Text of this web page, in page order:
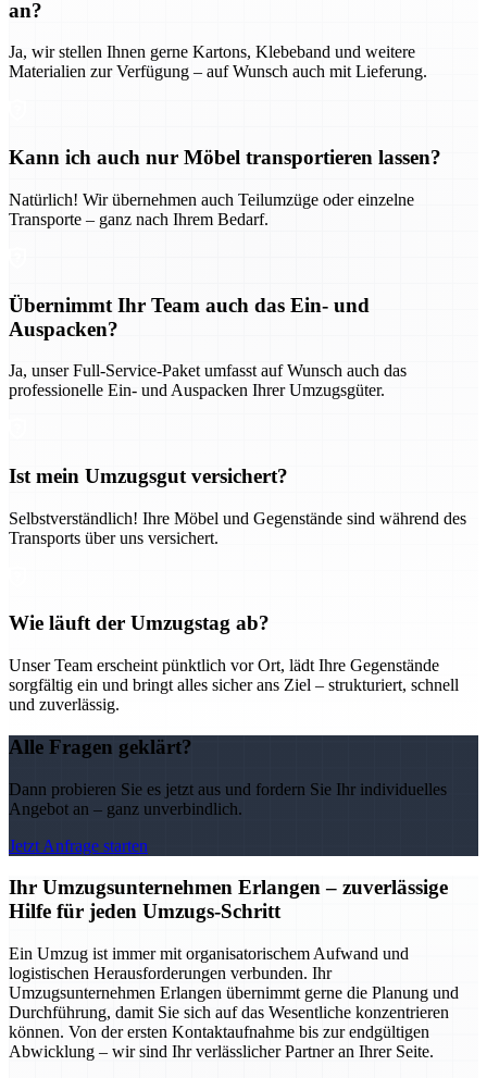
an?
Ja, wir stellen Ihnen gerne Kartons, Klebeband und weitere
Materialien zur Verfügung – auf Wunsch auch mit Lieferung.
Kann ich auch nur Möbel transportieren lassen?
Natürlich! Wir übernehmen auch Teilumzüge oder einzelne
Transporte – ganz nach Ihrem Bedarf.
Übernimmt Ihr Team auch das Ein- und
Auspacken?
Ja, unser Full-Service-Paket umfasst auf Wunsch auch das
professionelle Ein- und Auspacken Ihrer Umzugsgüter.
Ist mein Umzugsgut versichert?
Selbstverständlich! Ihre Möbel und Gegenstände sind während des
Transports über uns versichert.
Wie läuft der Umzugstag ab?
Unser Team erscheint pünktlich vor Ort, lädt Ihre Gegenstände
sorgfältig ein und bringt alles sicher ans Ziel – strukturiert, schnell
und zuverlässig.
Alle Fragen geklärt?
Dann probieren Sie es jetzt aus und fordern Sie Ihr individuelles
Angebot an – ganz unverbindlich.
Jetzt Anfrage starten
Ihr Umzugsunternehmen Erlangen – zuverlässige
Hilfe für jeden Umzugs-Schritt
Ein Umzug ist immer mit organisatorischem Aufwand und
logistischen Herausforderungen verbunden. Ihr
Umzugsunternehmen Erlangen übernimmt gerne die Planung und
Durchführung, damit Sie sich auf das Wesentliche konzentrieren
können. Von der ersten Kontaktaufnahme bis zur endgültigen
Abwicklung – wir sind Ihr verlässlicher Partner an Ihrer Seite.